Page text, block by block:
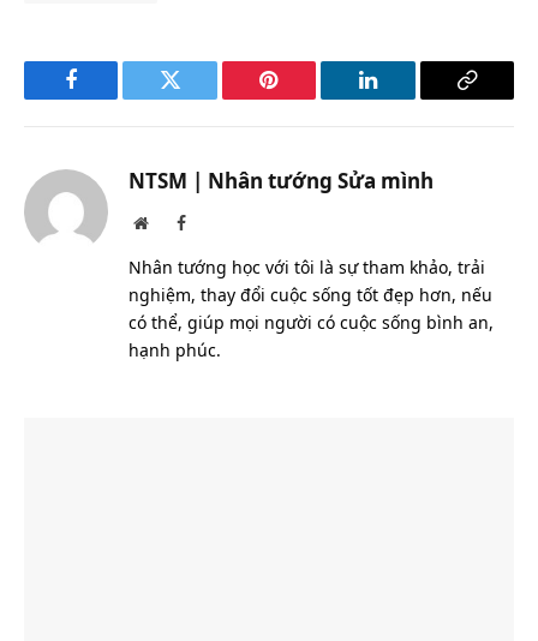
Facebook Twitter Pinterest LinkedIn
Copy
NTSM | Nhân tướng Sửa mình
WebsiteFacebook
Nhân tướng học với tôi là sự tham khảo, trải
nghiệm, thay đổi cuộc sống tốt đẹp hơn, nếu
có thể, giúp mọi người có cuộc sống bình an,
hạnh phúc.